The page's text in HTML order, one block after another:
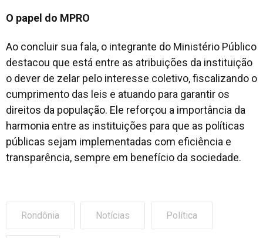
O papel do MPRO
Ao concluir sua fala, o integrante do Ministério Público
destacou que está entre as atribuições da instituição
o dever de zelar pelo interesse coletivo, fiscalizando o
cumprimento das leis e atuando para garantir os
direitos da população. Ele reforçou a importância da
harmonia entre as instituições para que as políticas
públicas sejam implementadas com eficiência e
transparência, sempre em benefício da sociedade.
Rondônia Notícias Política